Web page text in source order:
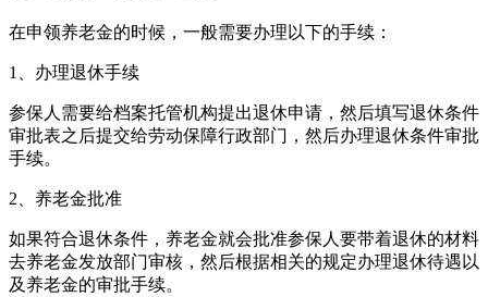
在申领养老金的时候，一般需要办理以下的手续：
1、办理退休手续
参保人需要给档案托管机构提出退休申请，然后填写退休条件
审批表之后提交给劳动保障行政部门，然后办理退休条件审批
手续。
2、养老金批准
如果符合退休条件，养老金就会批准参保人要带着退休的材料
去养老金发放部门审核，然后根据相关的规定办理退休待遇以
及养老金的审批手续。